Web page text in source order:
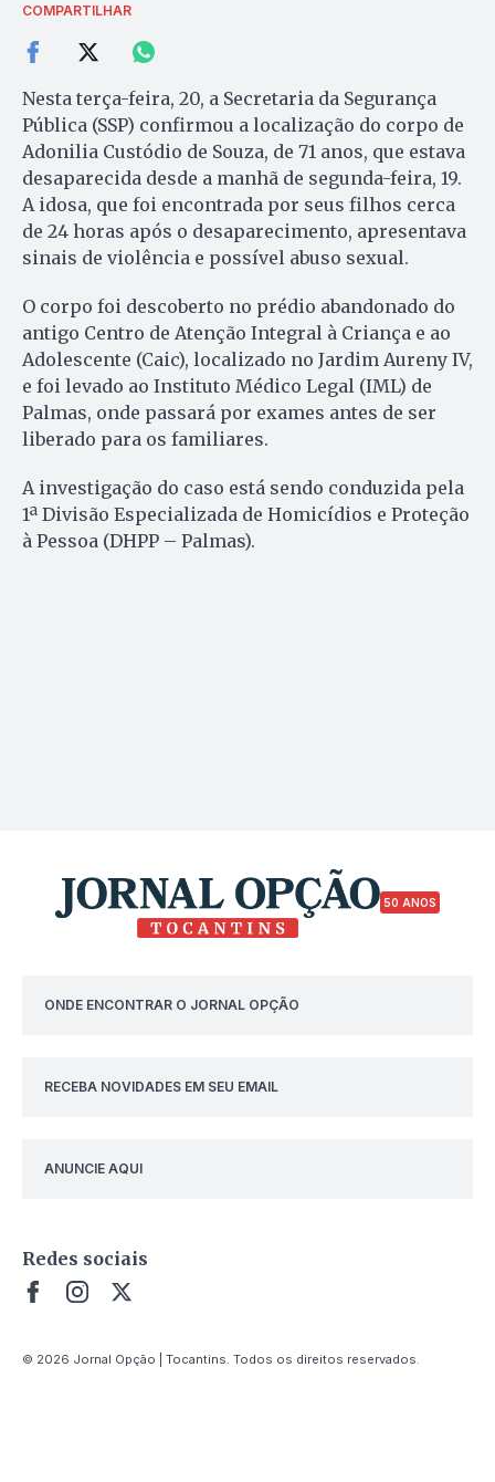
COMPARTILHAR
Nesta terça-feira, 20, a Secretaria da Segurança
Pública (SSP) confirmou a localização do corpo de
Adonilia Custódio de Souza, de 71 anos, que estava
desaparecida desde a manhã de segunda-feira, 19.
A idosa, que foi encontrada por seus filhos cerca
de 24 horas após o desaparecimento, apresentava
sinais de violência e possível abuso sexual.
O corpo foi descoberto no prédio abandonado do
antigo Centro de Atenção Integral à Criança e ao
Adolescente (Caic), localizado no Jardim Aureny IV,
e foi levado ao Instituto Médico Legal (IML) de
Palmas, onde passará por exames antes de ser
liberado para os familiares.
A investigação do caso está sendo conduzida pela
1ª Divisão Especializada de Homicídios e Proteção
à Pessoa (DHPP – Palmas).
50 ANOS
ONDE ENCONTRAR O JORNAL OPÇÃO
RECEBA NOVIDADES EM SEU EMAIL
ANUNCIE AQUI
Redes sociais
© 2026 Jornal Opção | Tocantins. Todos os direitos reservados.